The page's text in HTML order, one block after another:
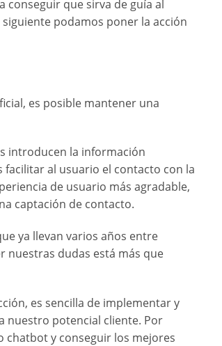
que sirva de guía al
podamos poner la acción
es posible mantener una
introducen la información
al usuario el contacto con la
de usuario más agradable,
captación de contacto.
ya llevan varios años entre
nuestras dudas está más que
es sencilla de implementar y
nuestro potencial cliente. Por
chatbot y conseguir los mejores